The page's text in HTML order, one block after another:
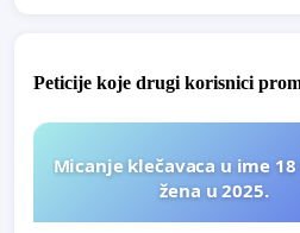
Peticije koje drugi korisnici
Micanje klečavaca u ime
žena u 2025.